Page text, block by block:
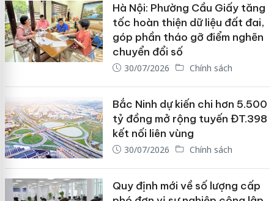
Hà Nội: Phường Cầu Giấy tăng
tốc hoàn thiện dữ liệu đất đai,
góp phần tháo gỡ điểm nghẽn
chuyển đổi số
30/07/2026 Chính sách
Bắc Ninh dự kiến chi hơn 5.500
tỷ đồng mở rộng tuyến ĐT.398
kết nối liên vùng
30/07/2026 Chính sách
Quy định mới về số lượng cấp